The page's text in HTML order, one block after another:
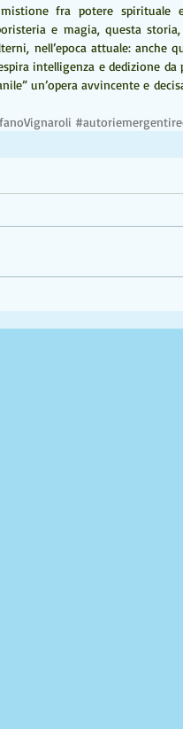
fra potere spirituale
e magia, questa storia,
nell’epoca attuale: anche
intelligenza e dedizione da
un’opera avvincente e